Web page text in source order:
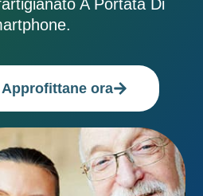
A Portata Di
ora